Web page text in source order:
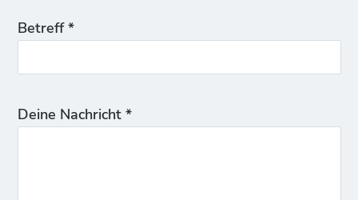
Betreff *
Deine Nachricht *